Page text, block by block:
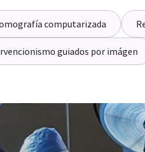
computarizada
guiados por imágen